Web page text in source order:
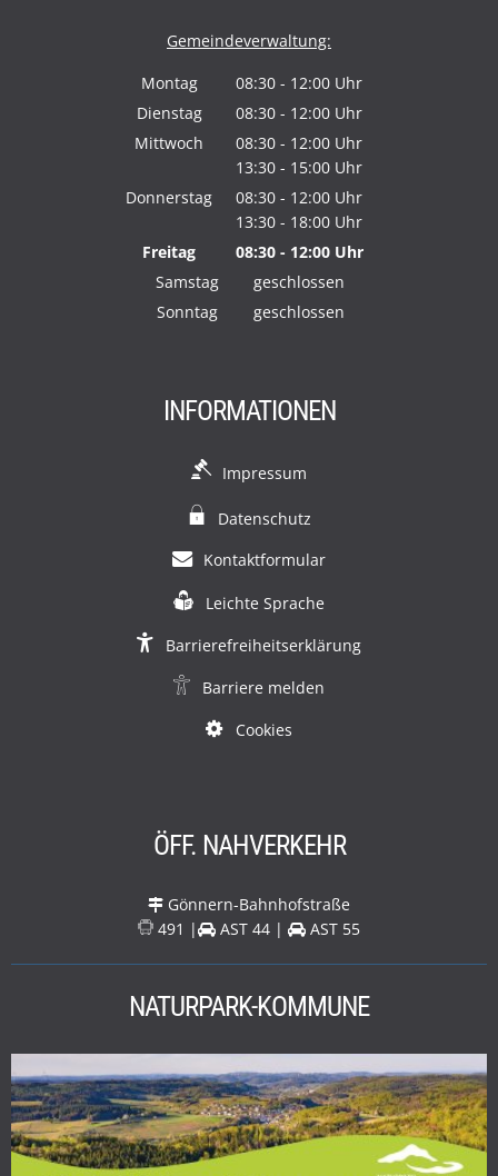
Gemeindeverwaltung:
Montag
08:30 - 12:00 Uhr
Von 08:30 bis 12:00 Uhr
Dienstag 08:30 - 12:00 Uhr
Von 08:30 bis 12:00 Uhr
Mittwoch 08:30 - 12:00 Uhr
Von 08:30 bis 12:00 Uhr
13:30 - 15:00 Uhr
Von 13:30 bis 15:00 Uhr
Donnerstag 08:30 - 12:00 Uhr
Von 08:30 bis 12:00 Uhr
13:30 - 18:00 Uhr
Von 13:30 bis 18:00 Uhr
Freitag 08:30- 12:00Uhr
Von 08:30 bis 12:00 Uhr
Samstag
geschlossen
Sonntag
geschlossen
INFORMATIONEN
Impressum
Datenschutz
Kontaktformular
Leichte Sprache
Barrierefreiheitserklärung
Barriere melden
Cookies
ÖFF. NAHVERKEHR
Gönnern-Bahnhofstraße
491 |
AST 44 | AST 55
NATURPARK-KOMMUNE